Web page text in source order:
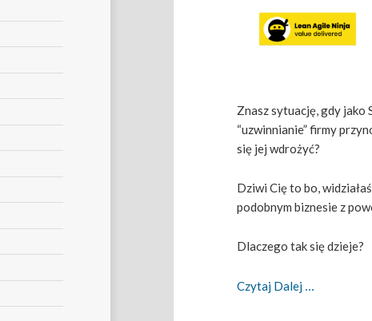
Znasz sytuację, gdy jako
“uzwinnianie” firmy
się jej wdrożyć?
Dziwi Cię to bo,
podobnym biznesie z
Dlaczego tak się dzieje?
Czytaj Dalej